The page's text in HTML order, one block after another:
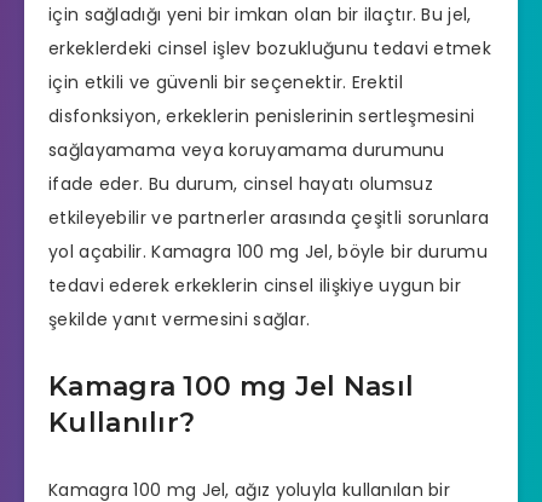
için sağladığı yeni bir imkan olan bir ilaçtır. Bu jel,
erkeklerdeki cinsel işlev bozukluğunu tedavi etmek
için etkili ve güvenli bir seçenektir. Erektil
disfonksiyon, erkeklerin penislerinin sertleşmesini
sağlayamama veya koruyamama durumunu
ifade eder. Bu durum, cinsel hayatı olumsuz
etkileyebilir ve partnerler arasında çeşitli sorunlara
yol açabilir. Kamagra 100 mg Jel, böyle bir durumu
tedavi ederek erkeklerin cinsel ilişkiye uygun bir
şekilde yanıt vermesini sağlar.
Kamagra 100 mg Jel Nasıl
Kullanılır?
Kamagra 100 mg Jel, ağız yoluyla kullanılan bir